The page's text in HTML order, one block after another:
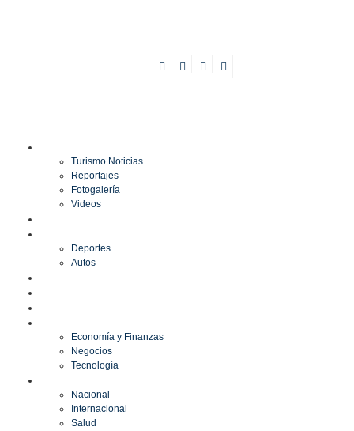
Turismo Noticias
Reportajes
Fotogalería
Videos
Deportes
Autos
Economía y Finanzas
Negocios
Tecnología
Nacional
Internacional
Salud